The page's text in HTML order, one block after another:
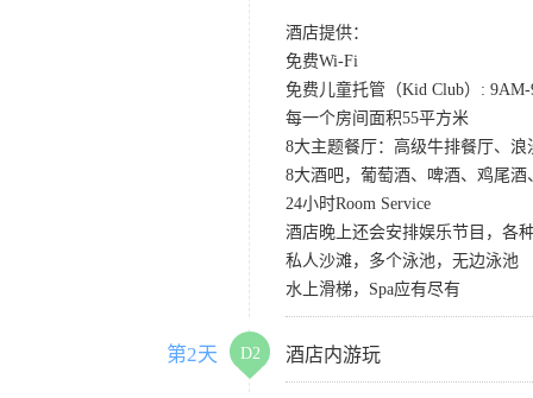
酒店提供：
免费Wi-Fi
免费儿童托管（Kid Club）:
每一个房间面积55平方米
8大主题餐厅：高级牛排餐厅、
8大酒吧，葡萄酒、啤酒、鸡尾
24小时Room Service
酒店晚上还会安排娱乐节目，各
私人沙滩，多个泳池，无边泳池
水上滑梯，Spa应有尽有
第2天 D2 酒店内游玩